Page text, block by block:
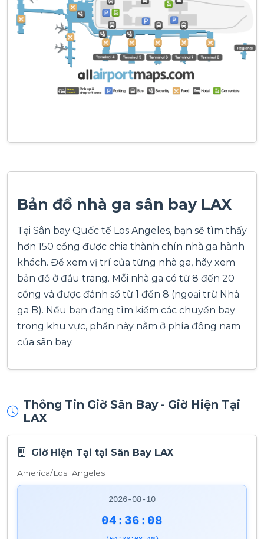
Bản đồ nhà ga sân bay LAX
Tại Sân bay Quốc tế Los Angeles, bạn sẽ tìm thấy
hơn 150 cổng được chia thành chín nhà ga hành
khách. Để xem vị trí của từng nhà ga, hãy xem
bản đồ ở đầu trang. Mỗi nhà ga có từ 8 đến 20
cổng và được đánh số từ 1 đến 8 (ngoại trừ Nhà
ga B). Nếu bạn đang tìm kiếm các chuyến bay
trong khu vực, phần này nằm ở phía đông nam
của sân bay.
Thông Tin Giờ Sân Bay - Giờ Hiện Tại
LAX
Giờ Hiện Tại tại Sân Bay LAX
America/Los_Angeles
2026-08-10
04:36:09